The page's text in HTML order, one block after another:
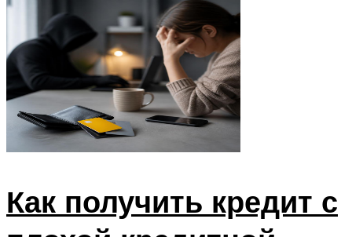
Как получить кредит с